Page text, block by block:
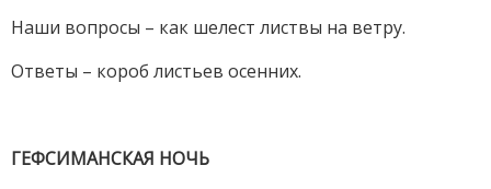
Наши вопросы – как шелест листвы на ветру.
Ответы – короб листьев осенних.
ГЕФСИМАНСКАЯ НОЧЬ